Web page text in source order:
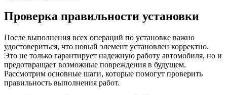
Проверка правильности установки
После выполнения всех операций по установке важно
удостовериться, что новый элемент установлен корректно.
Это не только гарантирует надежную работу автомобиля, но и
предотвращает возможные повреждения в будущем.
Рассмотрим основные шаги, которые помогут проверить
правильность выполнения работ.